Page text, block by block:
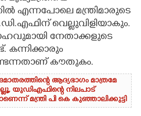
എന്നപോലെ മന്ത്രിമാരുടെ
വെല്ലുവിളിയാകും.
നേതാക്കളുടെ
കന്നിക്കാരും
കൗതുകം.
ആദ്യഭാഗം മാത്രമേ
യുഡിഎഫിന്റെ നിലപാട്
മന്ത്രി പി കെ കുഞ്ഞാലിക്കുട്ടി